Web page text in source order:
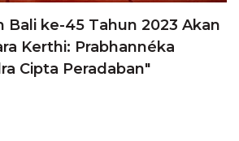
Bali ke-45 Tahun 2023 Akan
Kerthi: Prabhannéka
Cipta Peradaban"